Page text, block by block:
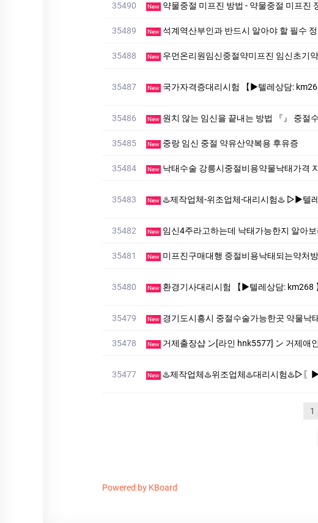
35490 New 약물중절 미프진 방법 - 약물중절 미프진
35489 New 석계역산부인과 반드시 알아야 할 필수
35488 New 우먼온리원임신중절약미프진 임신초기
35487 New 국가자격증대리시험 【▶텔레상담: km268 】【▶텔레: +8210-2452-9789】국가
35486 New 원치 않는 임신을 끝내는 방법 『』 중절
35485 New 중랑 임신 중절 약유산약복용 후유증
35484 New 낙태수술 강릉시중절비용약물낙태가격
35483 New ♨️제작업체-위조업체-대리시험♨️ ▷▶텔레: muu4466」♨️#면허증위조 #학위증위조
35482 New 임신4주라고하는데 낙태가능한지 알아
35481 New 미프진구매대행 중절비용낙태되는약처
35480 New 환경기사대리시험 【▶텔레상담: km268 】【▶텔레: +8210-2452-9789】국가기
35479 New 경기도시흥시 중절수술가능한곳 약물낙
35478 New 거제출장샵 ン[라인 hnk5577] ン 거제애
35477 New ♨️제작업체♨️위조업체♨️대리시험♨️▷〖▶텔레: muu4466〗♨️ #해외학위증위조 #상
1
Powered by KBoard